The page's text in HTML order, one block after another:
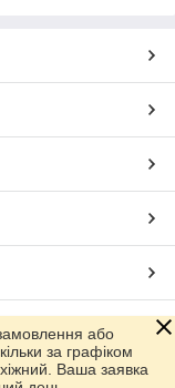
або
за графіком
Ваша заявка